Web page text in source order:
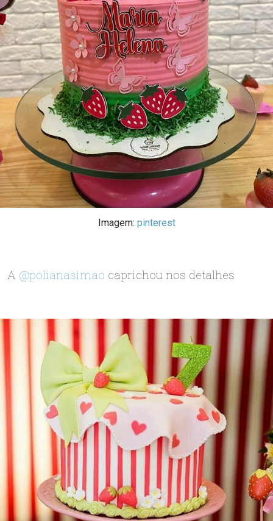
Imagem: pinterest
A @polianasimao caprichou nos detalhes